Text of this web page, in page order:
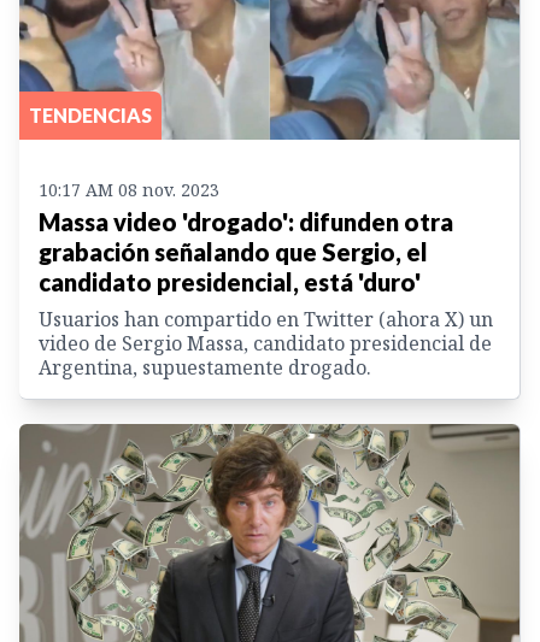
TENDENCIAS
10:17 AM 08 nov. 2023
Massa video 'drogado': difunden otra
grabación señalando que Sergio, el
candidato presidencial, está 'duro'
Usuarios han compartido en Twitter (ahora X) un
video de Sergio Massa, candidato presidencial de
Argentina, supuestamente drogado.